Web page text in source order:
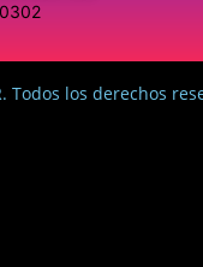
Todos los derechos